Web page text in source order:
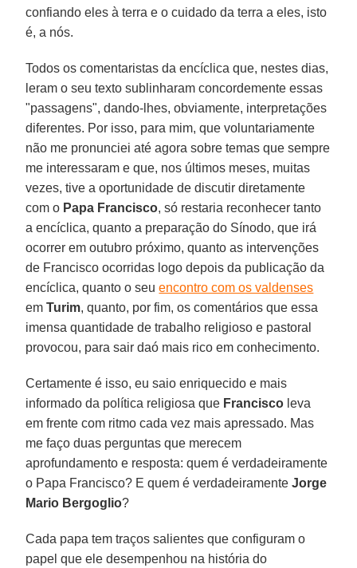
confiando eles à terra e o cuidado da terra a eles, isto
é, a nós.
Todos os comentaristas da encíclica que, nestes dias,
leram o seu texto sublinharam concordemente essas
"passagens", dando-lhes, obviamente, interpretações
diferentes. Por isso, para mim, que voluntariamente
não me pronunciei até agora sobre temas que sempre
me interessaram e que, nos últimos meses, muitas
vezes, tive a oportunidade de discutir diretamente
com o Papa Francisco, só restaria reconhecer tanto
a encíclica, quanto a preparação do Sínodo, que irá
ocorrer em outubro próximo, quanto as intervenções
de Francisco ocorridas logo depois da publicação da
encíclica, quanto o seuencontro com os valdenses
emTurim, quanto, por fim, os comentários que essa
imensa quantidade de trabalho religioso e pastoral
provocou, para sair daó mais rico em conhecimento.
Certamente é isso, eu saio enriquecido e mais
informado da política religiosa que Francisco leva
em frente com ritmo cada vez mais apressado. Mas
me faço duas perguntas que merecem
aprofundamento e resposta: quem é verdadeiramente
o Papa Francisco? E quem é verdadeiramenteJorge
Mario Bergoglio?
Cada papa tem traços salientes que configuram o
papel que ele desempenhou na história do